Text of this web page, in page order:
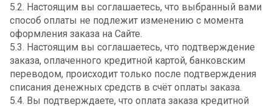
5.2. Настоящим вы соглашаетесь, что выбранный вами
способ оплаты не подлежит изменению с момента
оформления заказа на Сайте.
5.3. Настоящим вы соглашаетесь, что подтверждение
заказа, оплаченного кредитной картой, банковским
переводом, происходит только после подтверждения
списания денежных средств в счёт оплаты заказа.
5.4. Вы подтверждаете, что оплата заказа кредитной